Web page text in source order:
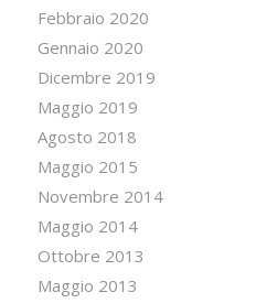
Febbraio 2020
Gennaio 2020
Dicembre 2019
Maggio 2019
Agosto 2018
Maggio 2015
Novembre 2014
Maggio 2014
Ottobre 2013
Maggio 2013